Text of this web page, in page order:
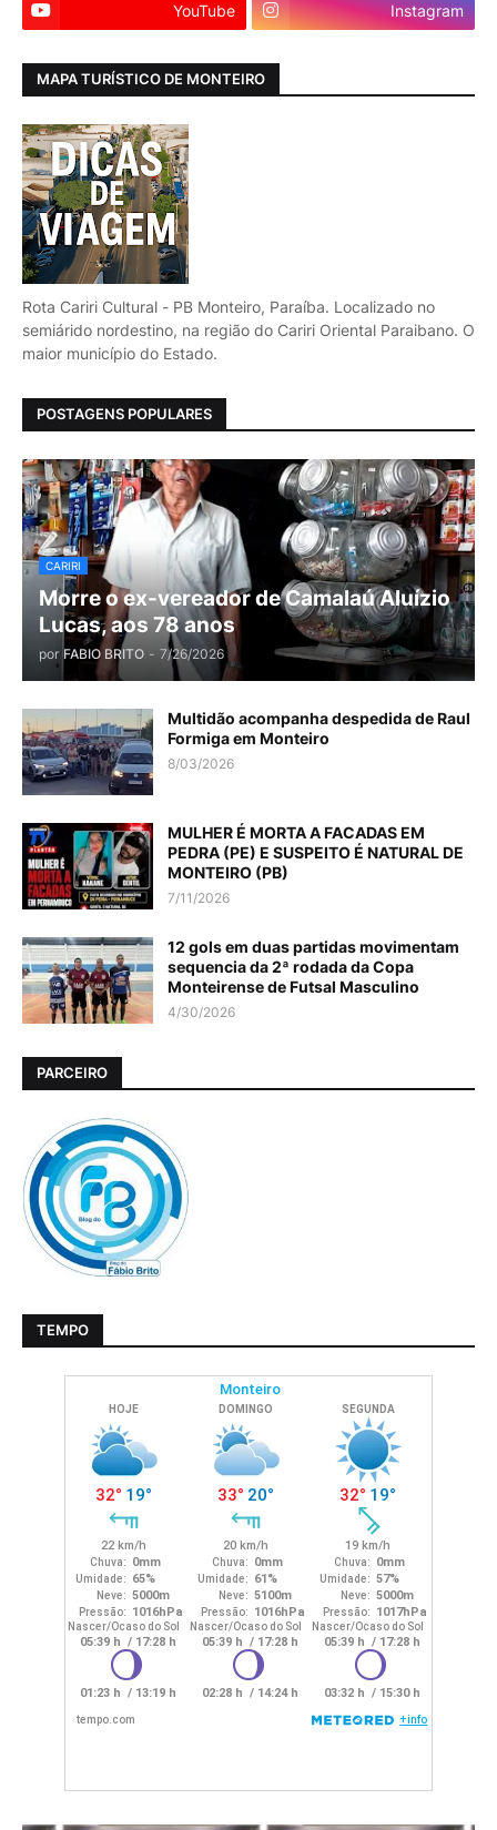
YouTube Instagram
MAPA TURÍSTICO DE MONTEIRO
Rota Cariri Cultural - PB Monteiro, Paraíba. Localizado no
semiárido nordestino, na região do Cariri Oriental Paraibano. O
maior município do Estado.
POSTAGENS POPULARES
CARIRI
Morre o ex-vereador de Camalaú Aluízio
Lucas, aos 78 anos
por FABIO BRITO - 7/26/2026
Multidão acompanha despedida de Raul
Formiga em Monteiro
8/03/2026
MULHER É MORTA A FACADAS EM
PEDRA (PE) E SUSPEITO É NATURAL DE
MONTEIRO (PB)
7/11/2026
12 gols em duas partidas movimentam
sequencia da 2ª rodada da Copa
Monteirense de Futsal Masculino
4/30/2026
PARCEIRO
TEMPO